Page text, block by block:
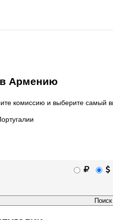
Армению
комиссию и выберите самый